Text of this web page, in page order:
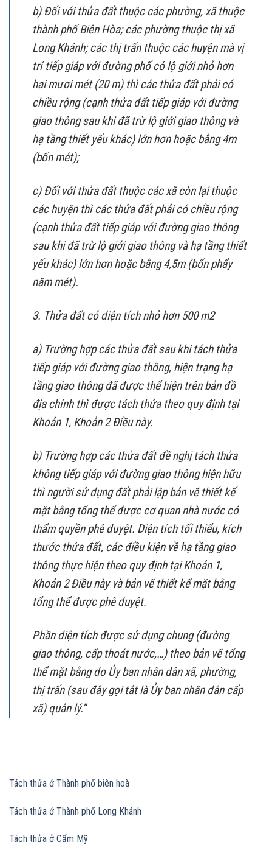
b) Đối với thửa đất thuộc các phường, xã thuộc
thành phố Biên Hòa; các phường thuộc thị xã
Long Khánh; các thị trấn thuộc các huyện mà vị
trí tiếp giáp với đường phố có lộ giới nhỏ hơn
hai mươi mét (20 m) thì các thửa đất phải có
chiều rộng (cạnh thửa đất tiếp giáp với đường
giao thông sau khi đã trừ lộ giới giao thông và
hạ tầng thiết yếu khác) lớn hơn hoặc bằng 4m
(bốn mét);
c) Đối với thửa đất thuộc các xã còn lại thuộc
các huyện thì các thửa đất phải có chiều rộng
(cạnh thửa đất tiếp giáp với đường giao thông
sau khi đã trừ lộ giới giao thông và hạ tầng thiết
yếu khác) lớn hơn hoặc bằng 4,5m (bốn phẩy
năm mét).
3. Thửa đất có diện tích nhỏ hơn 500 m2
a) Trường hợp các thửa đất sau khi tách thửa
tiếp giáp với đường giao thông, hiện trạng hạ
tầng giao thông đã được thể hiện trên bản đồ
địa chính thì được tách thửa theo quy định tại
Khoản 1, Khoản 2 Điều này.
b) Trường hợp các thửa đất đề nghị tách thửa
không tiếp giáp với đường giao thông hiện hữu
thì người sử dụng đất phải lập bản vẽ thiết kế
mặt bằng tổng thể được cơ quan nhà nước có
thẩm quyền phê duyệt. Diện tích tối thiểu, kích
thước thửa đất, các điều kiện về hạ tầng giao
thông thực hiện theo quy định tại Khoản 1,
Khoản 2 Điều này và bản vẽ thiết kế mặt bằng
tổng thể được phê duyệt.
Phần diện tích được sử dụng chung (đường
giao thông, cấp thoát nước,…) theo bản vẽ tổng
thể mặt bằng do Ủy ban nhân dân xã, phường,
thị trấn (sau đây gọi tắt là Ủy ban nhân dân cấp
xã) quản lý.”
Tách thửa ở Thành phố biên hoà
Tách thửa ở Thành phố Long Khánh
Tách thửa ở Cẩm Mỹ